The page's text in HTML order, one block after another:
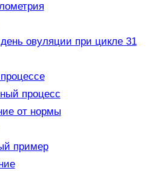
овуляции при цикле 31
процесс
от нормы
пример